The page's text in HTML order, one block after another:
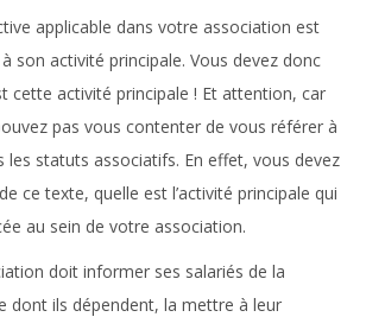
applicable dans votre association est
son activité principale. Vous devez donc
cette activité principale ! Et attention, car
pas vous contenter de vous référer à
les statuts associatifs. En effet, vous devez
ce texte, quelle est l’activité principale qui
au sein de votre association.
doit informer ses salariés de la
dont ils dépendent, la mettre à leur